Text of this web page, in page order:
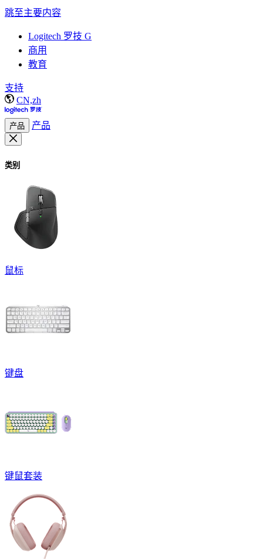
跳至主要内容
Logitech 罗技 G
商用
教育
支持
CN,zh
产品 产品
类别
鼠标
键盘
键鼠套装